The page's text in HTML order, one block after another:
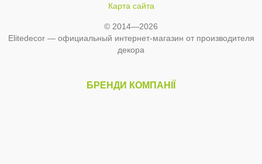
Карта сайта
© 2014—2026
Elitedecor — официальный интернет-магазин от производителя
декора
БРЕНДИ КОМПАНІЇ